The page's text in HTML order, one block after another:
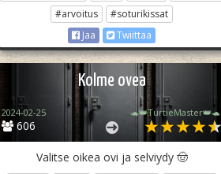
#arvoitus
#soturikissat
Jaa
Twiittaa
Kolme ovea
606
2024-02-25 🐢👑TurtleMaster👑🐢
Valitse oikea ovi ja selviydy 🤠